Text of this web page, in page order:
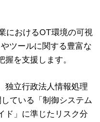
におけるOT環境の可視
ツールに関する豊富な
を支援します。
独立行政法人情報処理
ている「制御システム
ド」に準じたリスク分